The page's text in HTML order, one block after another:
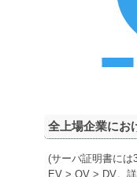
全上場企業にお
(サーバ証明書には
EV > OV > DV。